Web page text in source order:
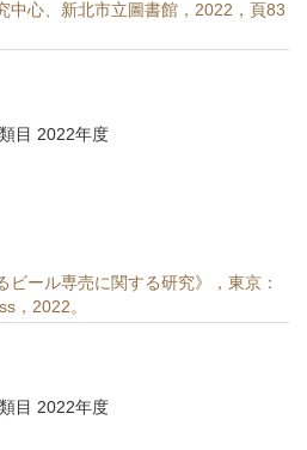
中心、新北市立圖書館，2022，頁83
目 2022年度
ビール専売に関する研究》，東京：
，2022。
目 2022年度